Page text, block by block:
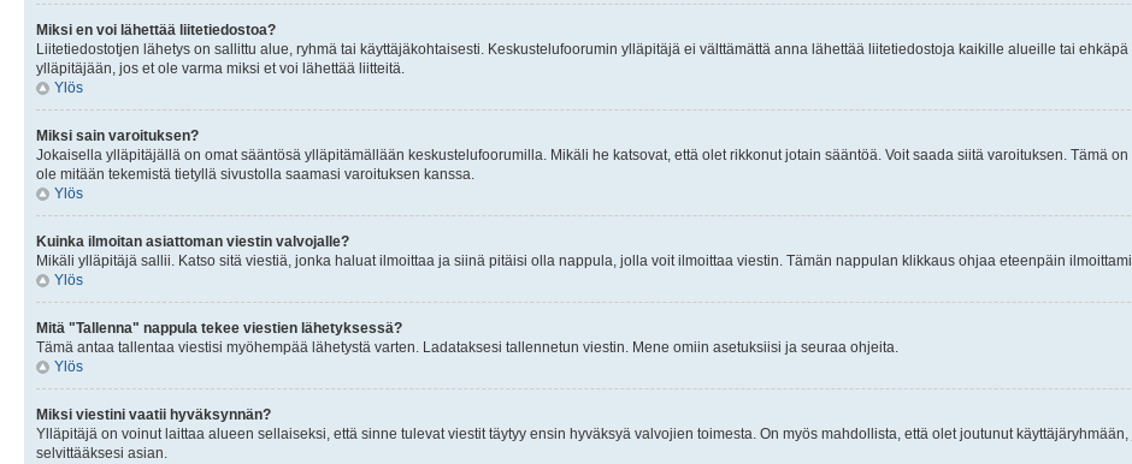
Miksi en voi lähettää liitetiedostoa?
Liitetiedostotjen lähetys on sallittu alue, ryhmä tai käyttäjäkohtaisesti. Keskustelufoorumin ylläpitäjä ei välttämättä anna lähettää liitetiedostoja kaikille alueille tai
ylläpitäjään, jos et ole varma miksi et voi lähettää liitteitä.
Ylös
Miksi sain varoituksen?
Jokaisella ylläpitäjällä on omat sääntösä ylläpitämällään keskustelufoorumilla. Mikäli he katsovat, että olet rikkonut jotain sääntöä. Voit saada siitä varoituksen. Tämä
ole mitään tekemistä tietyllä sivustolla saamasi varoituksen kanssa.
Ylös
Kuinka ilmoitan asiattoman viestin valvojalle?
Mikäli ylläpitäjä sallii. Katso sitä viestiä, jonka haluat ilmoittaa ja siinä pitäisi olla nappula, jolla voit ilmoittaa viestin. Tämän nappulan klikkaus ohjaa eteenpäin
Ylös
Mitä "Tallenna" nappula tekee viestien lähetyksessä?
Tämä antaa tallentaa viestisi myöhempää lähetystä varten. Ladataksesi tallennetun viestin. Mene omiin asetuksiisi ja seuraa ohjeita.
Ylös
Miksi viestini vaatii hyväksynnän?
Ylläpitäjä on voinut laittaa alueen sellaiseksi, että sinne tulevat viestit täytyy ensin hyväksyä valvojien toimesta. On myös mahdollista, että olet joutunut
selvittääksesi asian.